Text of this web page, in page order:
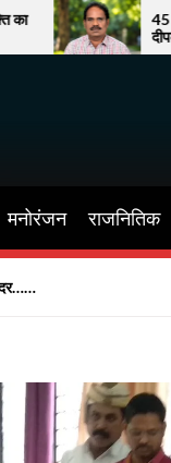
वर्ष की उम्र में बने मेडिकल
दीपक होवाले की उपलब्धि बनी
मनोरंजन राजनितिक